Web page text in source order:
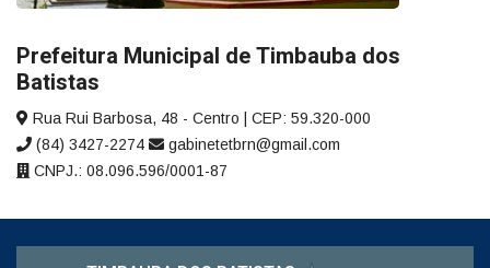
Prefeitura Municipal de Timbauba dos
Batistas
Rua Rui Barbosa, 48 - Centro | CEP: 59.320-000
(84) 3427-2274
gabinetetbrn@gmail.com
CNPJ.: 08.096.596/0001-87